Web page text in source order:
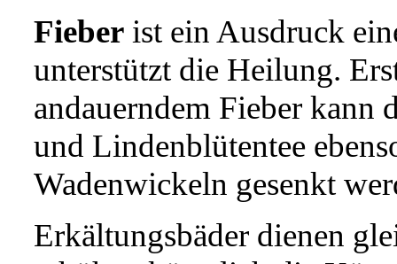
Fieber ist ein Ausdruck
unterstützt die Heilung.
andauerndem Fieber kann
und Lindenblütentee
Wadenwickeln gesenkt
Erkältungsbäder dienen